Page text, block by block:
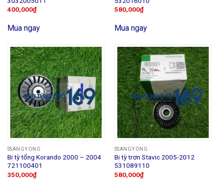
400,000₫
Mua ngay
580,000₫
Mua ngay
SSANGYONG
Bi tỳ tổng Korando 2000 – 2004
721100401
350,000₫
SSANGYONG
Bi tỳ trơn Stavic 2005-2012
531089110
580,000₫